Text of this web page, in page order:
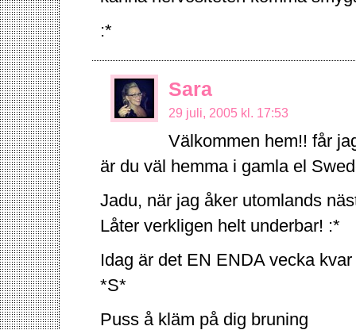
:*
Sara
29 juli, 2005 kl. 17:53
Välkommen hem!! får
är du väl hemma i gamla el
Jadu, när jag åker utomlands
Låter verkligen helt underbar! :*
Idag är det EN ENDA vecka
*S*
Puss å kläm på dig bruning